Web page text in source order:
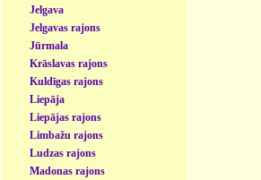
Jelgava
Jelgavas rajons
Jūrmala
Krāslavas rajons
Kuldīgas rajons
Liepāja
Liepājas rajons
Limbažu rajons
Ludzas rajons
Madonas rajons